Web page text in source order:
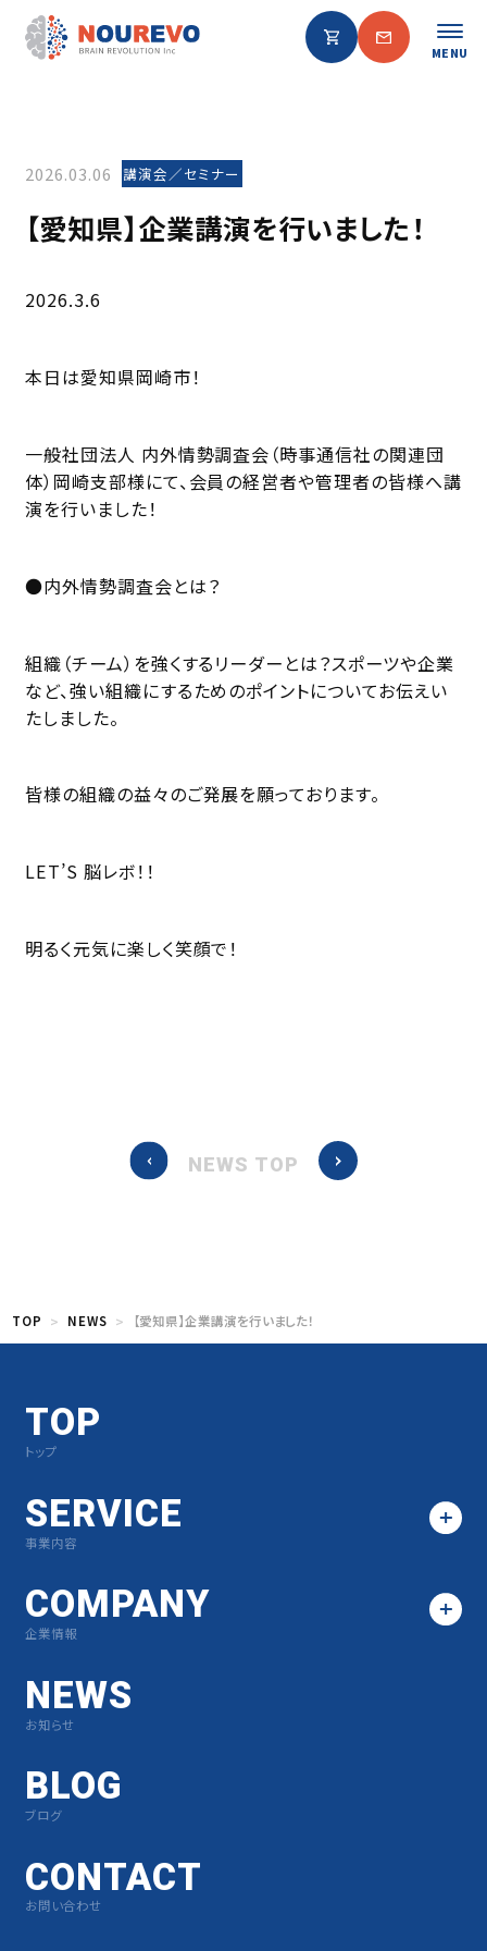
MENU
2026.03.06 講演会／セミナー
【愛知県】企業講演を行いました！
2026.3.6
本日は愛知県岡崎市！
一般社団法人 内外情勢調査会（時事通信社の関連団
体）岡崎支部様にて、会員の経営者や管理者の皆様へ講
演を行いました！
●内外情勢調査会とは？
組織（チーム）を強くするリーダーとは？スポーツや企業
など、強い組織にするためのポイントについてお伝えい
たしました。
皆様の組織の益々のご発展を願っております。
LET’S 脳レボ！！
明るく元気に楽しく笑顔で！
NEWS TOP
TOP NEWS 【愛知県】企業講演を行いました！
TOP
トップ
SERVICE
事業内容
COMPANY
企業情報
NEWS
お知らせ
BLOG
ブログ
CONTACT
お問い合わせ